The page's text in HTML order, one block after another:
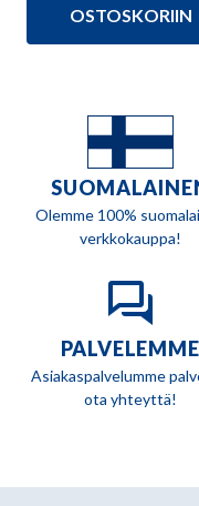
199,00 €.
180,90 €.
OSTOSKORIIN
Olemme 100%
verkkokauppa!
PALVELEMME
Asiakaspalvelumme
ota yhteyttä!